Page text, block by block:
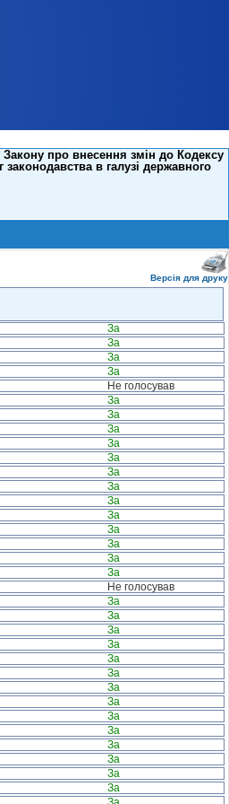
про внесення змін до Кодексу
в галузі державного
Версія для друку
За
За
За
За
Не голосував
За
За
За
За
За
За
За
За
За
За
За
За
За
Не голосував
За
За
За
За
За
За
За
За
За
За
За
За
За
За